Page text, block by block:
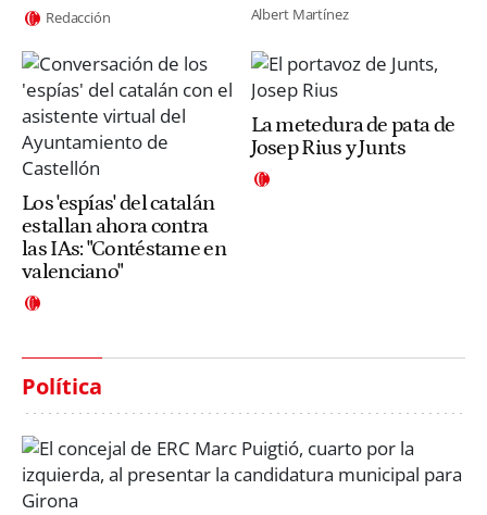
Redacción Albert Martínez
Los 'espías' del catalán
estallan ahora contra
las IAs: "Contéstame en
valenciano"
La metedura de pata de
Josep Rius y Junts
Política